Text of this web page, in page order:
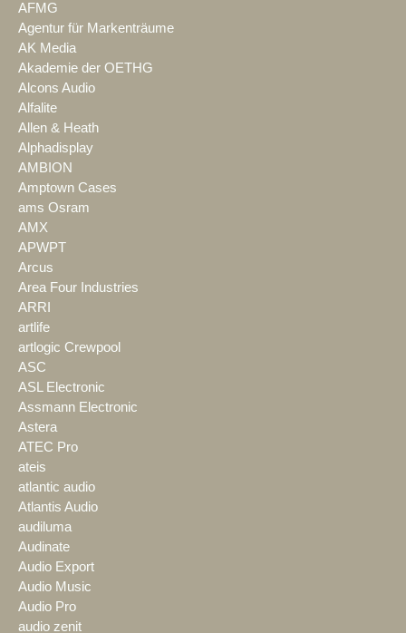
AFMG
Agentur für Markenträume
AK Media
Akademie der OETHG
Alcons Audio
Alfalite
Allen & Heath
Alphadisplay
AMBION
Amptown Cases
ams Osram
AMX
APWPT
Arcus
Area Four Industries
ARRI
artlife
artlogic Crewpool
ASC
ASL Electronic
Assmann Electronic
Astera
ATEC Pro
ateis
atlantic audio
Atlantis Audio
audiluma
Audinate
Audio Export
Audio Music
Audio Pro
audio zenit